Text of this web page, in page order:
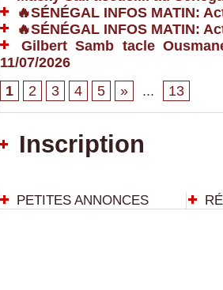
🔥SÉNÉGAL INFOS MATIN:
🔥SÉNÉGAL INFOS MATIN:
Gilbert Samb tacle
11/07/2026
1
2 3 4 5 » ... 13
Inscription
PETITES ANNONCES